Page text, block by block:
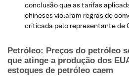
conclusão que as tarifas
chineses violaram regras de
criticada pelo representante de
Petróleo: Preços do petróleo
que atinge a produção dos
estoques de petróleo caem